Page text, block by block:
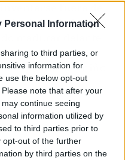
Personal Information
to third parties, or
information for
use the below opt-out
note that after your
continue seeing
information utilized by
to third parties prior to
opt-out of the further
by third parties on the
le ha dado
papeles ya
recuerdo del niño